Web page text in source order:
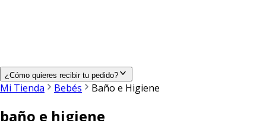
¿Cómo quieres recibir tu pedido?
Mi Tienda Bebés Baño e Higiene
baño e higiene